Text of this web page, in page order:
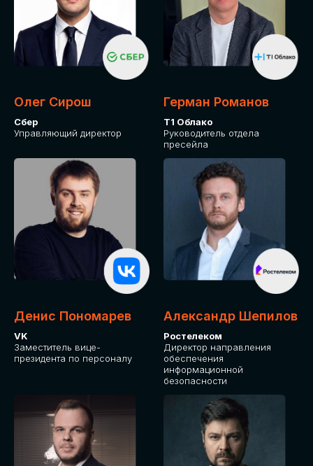
СКАЧАТЬ ПРОГРАММУ
Оставьте заявку, программу направим на почту
Какие направления для вас более актуальны?
GLOBAL TECH
Олег Сирош
Сбер
Управляющий директор
Герман Романов
Т1 Облако
Руководитель отдела
пресейла
Денис Пономарев
VK
Заместитель вице-
президента по персоналу
Александр Шепилов
Ростелеком
Директор направления
обеспечения
информационной
безопасности